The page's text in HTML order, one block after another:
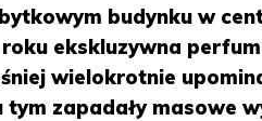
budynku w
ekskluzywna
wielokrotnie
tym zapadały masowe